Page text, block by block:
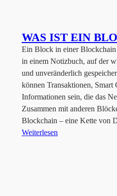
WAS IST EIN
Ein Block in einer
in einem Notizbuch, auf der
und unveränderlich
können Transaktionen, Smart
Informationen sein, die das
Zusammen mit anderen
Blockchain – eine Kette von
Weiterlesen